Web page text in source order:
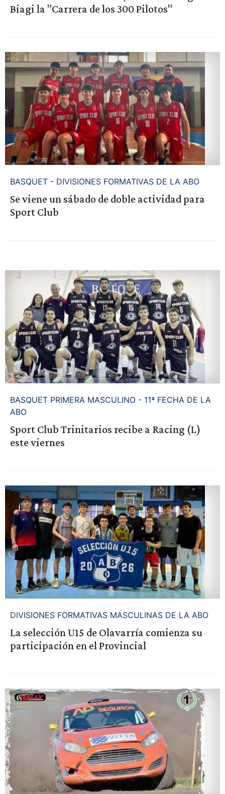
Biagi la "Carrera de los 300 Pilotos"
BASQUET - DIVISIONES FORMATIVAS DE LA ABO
Se viene un sábado de doble actividad para
Sport Club
BASQUET PRIMERA MASCULINO - 11ª FECHA DE LA
ABO
Sport Club Trinitarios recibe a Racing (L)
este viernes
DIVISIONES FORMATIVAS MASCULINAS DE LA ABO
La selección U15 de Olavarría comienza su
participación en el Provincial